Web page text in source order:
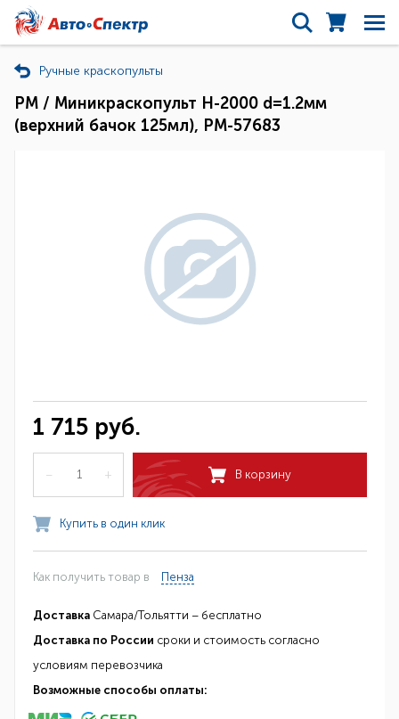
Ручные краскопульты
РМ / Миникраскопульт H-2000 d=1.2мм
(верхний бачок 125мл), РМ-57683
1 715 руб.
– + В корзину
Купить в один клик
Как получить товар в Пенза
Доставка Самара/Тольятти – бесплатно
Доставка по России сроки и стоимость согласно
условиям перевозчика
Возможные способы оплаты: